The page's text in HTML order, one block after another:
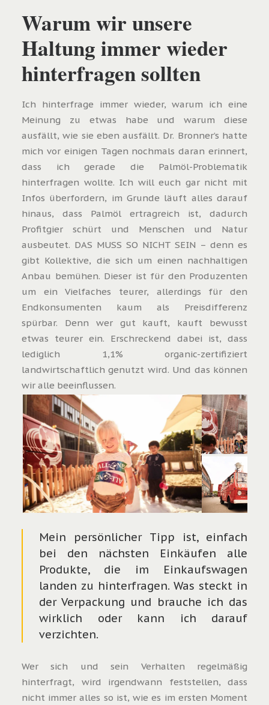
Warum wir unsere
Haltung immer wieder
hinterfragen sollten
Ich hinterfrage immer wieder, warum ich eine
Meinung zu etwas habe und warum diese
ausfällt, wie sie eben ausfällt. Dr. Bronner’s hatte
mich vor einigen Tagen nochmals daran erinnert,
dass ich gerade die Palmöl-Problematik
hinterfragen wollte. Ich will euch gar nicht mit
Infos überfordern, im Grunde läuft alles darauf
hinaus, dass Palmöl ertragreich ist, dadurch
Profitgier schürt und Menschen und Natur
ausbeutet. DAS MUSS SO NICHT SEIN – denn es
gibt Kollektive, die sich um einen nachhaltigen
Anbau bemühen. Dieser ist für den Produzenten
um ein Vielfaches teurer, allerdings für den
Endkonsumenten kaum als Preisdifferenz
spürbar. Denn wer gut kauft, kauft bewusst
etwas teurer ein. Erschreckend dabei ist, dass
lediglich 1,1% organic-zertifiziert
landwirtschaftlich genutzt wird. Und das können
wir alle beeinflussen.
Mein persönlicher Tipp ist, einfach
bei den nächsten Einkäufen alle
Produkte, die im Einkaufswagen
landen zu hinterfragen. Was steckt in
der Verpackung und brauche ich das
wirklich oder kann ich darauf
verzichten.
Wer sich und sein Verhalten regelmäßig
hinterfragt, wird irgendwann feststellen, dass
nicht immer alles so ist, wie es im ersten Moment